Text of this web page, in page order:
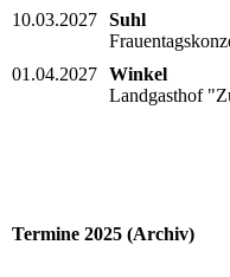
10.03.2027 Suhl
01.04.2027 Winkel
Landgasthof
Termine 2025 (Archiv)